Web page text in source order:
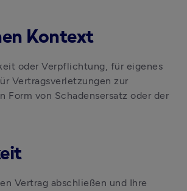
Kontext
oder Verpflichtung, für eigenes
Vertragsverletzungen zur
Form von Schadensersatz oder der
Vertrag abschließen und Ihre